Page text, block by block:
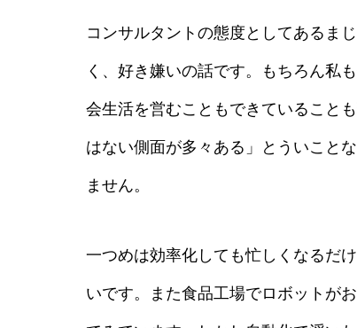
コンサルタントの態度としてあるま
く、好き嫌いの話です。もちろん私
会生活を営むこともできていること
はない側面が多々ある」とういこと
ません。
一つめは効率化しても忙しくなるだ
いです。また食品工場でロボットが